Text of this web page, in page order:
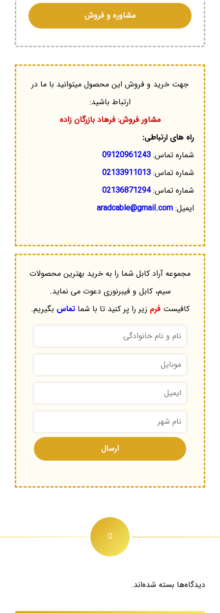
مشاوره و فروش
جهت خرید و فروش این محصول میتوانید با ما در
ارتباط باشید:
مشاور فروش: فرهاد بازرگان زاده
راه های ارتباطی:
شماره تماس: 09120961243
شماره تماس: 02133911013
شماره تماس:02136871294
ایمیل: aradcable@gmail.com
مجموعه آراد کابل شما را به خرید بهترین محصولات
سیم، کابل و فیبرنوری دعوت می نماید.
کافیستفرم زیر را پر کنید تا با شماتماس بگیریم.
0
دیدگاه‌ها بسته شده‌اند.